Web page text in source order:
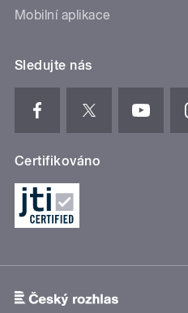
Mobilní aplikace
Sledujte nás
Certifikováno